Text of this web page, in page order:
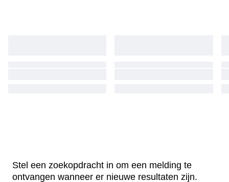
Stel een zoekopdracht in om een melding te
ontvangen wanneer er nieuwe resultaten zijn.